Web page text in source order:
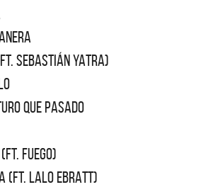
SEBASTIÁN YATRA)
QUE PASADO
FUEGO)
(FT. LALO EBRATT)